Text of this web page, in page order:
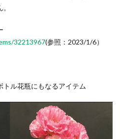
32213967(参照：2023/1/6）
トル花瓶にもなるアイテム